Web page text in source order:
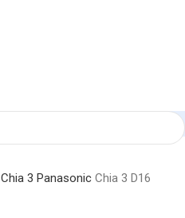
Chia 3 Panasonic Chia 3 D16